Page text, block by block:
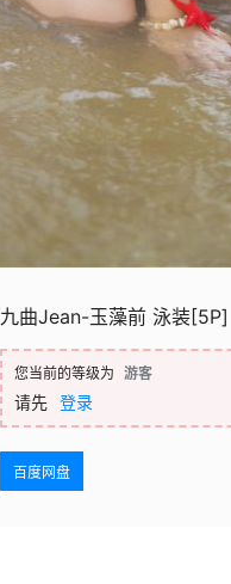
九曲Jean-玉藻前 泳装[5P]
您当前的等级为 游客
请先 登录
百度网盘